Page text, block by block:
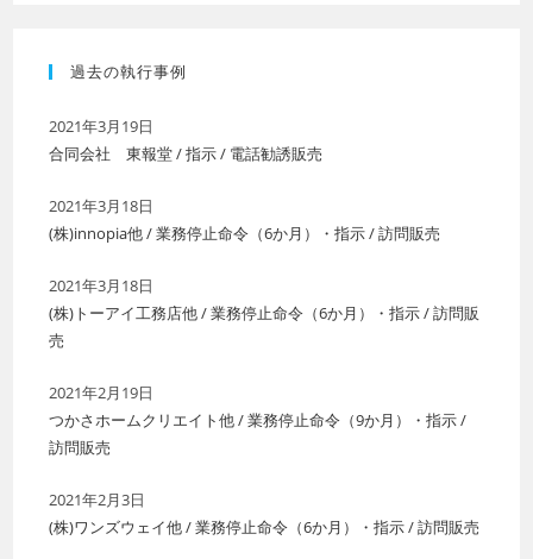
過去の執行事例
2021年3月19日
合同会社 東報堂 / 指示 / 電話勧誘販売
2021年3月18日
(株)innopia他 / 業務停止命令（6か月）・指示 / 訪問販売
2021年3月18日
(株)トーアイ工務店他 / 業務停止命令（6か月）・指示 / 訪問販
売
2021年2月19日
つかさホームクリエイト他 / 業務停止命令（9か月）・指示 /
訪問販売
2021年2月3日
(株)ワンズウェイ他 / 業務停止命令（6か月）・指示 / 訪問販売